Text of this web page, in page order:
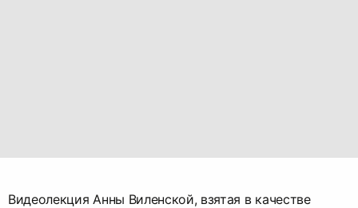
Видеолекция Анны Виленской, взятая в качестве